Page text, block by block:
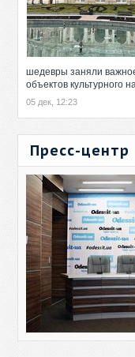
шедевры заняли
объектов культурного
05 дек, 12:23
Пресс-центр